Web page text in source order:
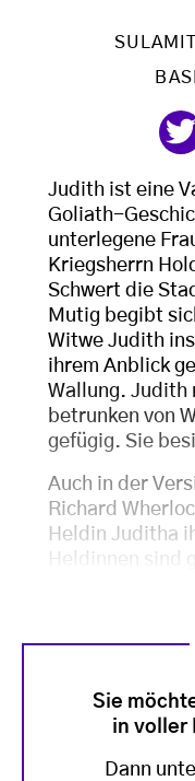
Judith ist eine
Goliath-
unterlegene
Kriegsherrn
Schwert die
Mutig begibt
Witwe Judith
ihrem Anblick
Wallung. Judith
betrunken von
gefügig. Sie
Auch in der
Richard
Heldin Juditha
Heldinnen sind
Sie
in voller
Dann